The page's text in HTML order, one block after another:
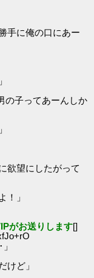
手に俺の口にあー
の子ってあーんしか
欲望にしたがって
！」
がお送りします[]
けど」